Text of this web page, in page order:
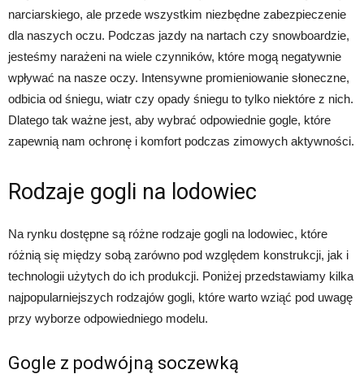
narciarskiego, ale przede wszystkim niezbędne zabezpieczenie
dla naszych oczu. Podczas jazdy na nartach czy snowboardzie,
jesteśmy narażeni na wiele czynników, które mogą negatywnie
wpływać na nasze oczy. Intensywne promieniowanie słoneczne,
odbicia od śniegu, wiatr czy opady śniegu to tylko niektóre z nich.
Dlatego tak ważne jest, aby wybrać odpowiednie gogle, które
zapewnią nam ochronę i komfort podczas zimowych aktywności.
Rodzaje gogli na lodowiec
Na rynku dostępne są różne rodzaje gogli na lodowiec, które
różnią się między sobą zarówno pod względem konstrukcji, jak i
technologii użytych do ich produkcji. Poniżej przedstawiamy kilka
najpopularniejszych rodzajów gogli, które warto wziąć pod uwagę
przy wyborze odpowiedniego modelu.
Gogle z podwójną soczewką